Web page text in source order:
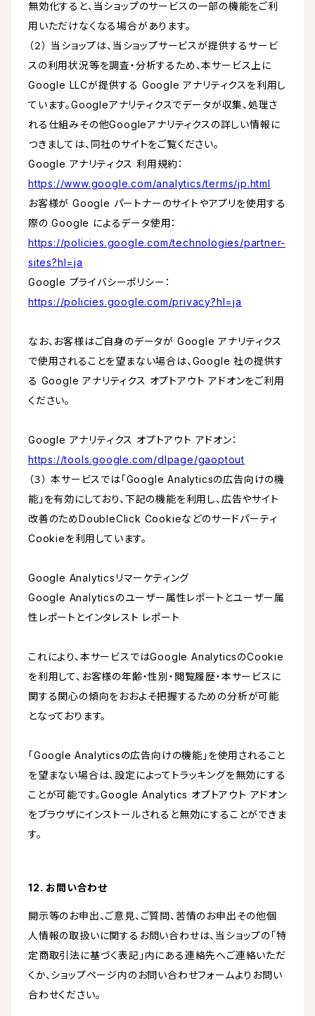
無効化すると、当ショップのサービスの一部の機能をご利
用いただけなくなる場合があります。
（２） 当ショップは、当ショップサービスが提供するサービ
スの利用状況等を調査・分析するため、本サービス上に
Google LLCが提供する Google アナリティクスを利用し
ています。Googleアナリティクスでデータが収集、処理さ
れる仕組みその他Googleアナリティクスの詳しい情報に
つきましては、同社のサイトをご覧ください。
Google アナリティクス 利用規約：
https://www.google.com/analytics/terms/jp.html
お客様が Google パートナーのサイトやアプリを使用する
際の Google によるデータ使用：
https://policies.google.com/technologies/partner-
sites?hl=ja
Google プライバシーポリシー：
https://policies.google.com/privacy?hl=ja
なお、お客様はご自身のデータが Google アナリティクス
で使用されることを望まない場合は、Google 社の提供す
る Google アナリティクス オプトアウト アドオンをご利用
ください。
Google アナリティクス オプトアウト アドオン：
https://tools.google.com/dlpage/gaoptout
（３） 本サービスでは「Google Analyticsの広告向けの機
能」を有効にしており、下記の機能を利用し、広告やサイト
改善のためDoubleClick Cookieなどのサードパーティ
Cookieを利用しています。
Google Analyticsリマーケティング
Google Analyticsのユーザー属性レポートとユーザー属
性レポートとインタレスト レポート
これにより、本サービスではGoogle AnalyticsのCookie
を利用して、お客様の年齢・性別・閲覧履歴・本サービスに
関する関心の傾向をおおよそ把握するための分析が可能
となっております。
「Google Analyticsの広告向けの機能」を使用されること
を望まない場合は、設定によってトラッキングを無効にする
ことが可能です。Google Analytics オプトアウト アドオン
をブラウザにインストールされると無効にすることができま
す。
12. お問い合わせ
開示等のお申出、ご意見、ご質問、苦情のお申出その他個
人情報の取扱いに関するお問い合わせは、当ショップの「特
定商取引法に基づく表記」内にある連絡先へご連絡いただ
くか、ショップページ内のお問い合わせフォームよりお問い
合わせください。